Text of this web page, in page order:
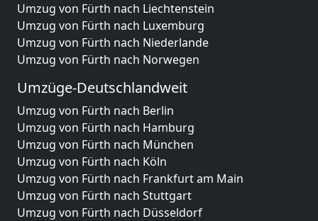
Umzug von Fürth nach Liechtenstein
Umzug von Fürth nach Luxemburg
Umzug von Fürth nach Niederlande
Umzug von Fürth nach Norwegen
Umzüge-Deutschlandweit
Umzug von Fürth nach Berlin
Umzug von Fürth nach Hamburg
Umzug von Fürth nach München
Umzug von Fürth nach Köln
Umzug von Fürth nach Frankfurt am Main
Umzug von Fürth nach Stuttgart
Umzug von Fürth nach Düsseldorf